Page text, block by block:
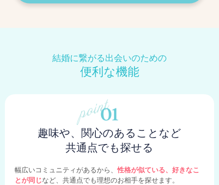
結婚に繋がる出会いのための
便利な機能
趣味や、関心のあることなど
共通点でも探せる
幅広いコミュニティがあるから、性格が似ている、好きなこ
とが同じなど、共通点でも理想のお相手を探せます。